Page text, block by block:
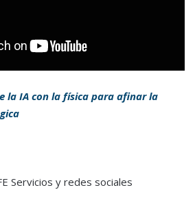
la IA con la física para afinar la
Servicios y redes sociales